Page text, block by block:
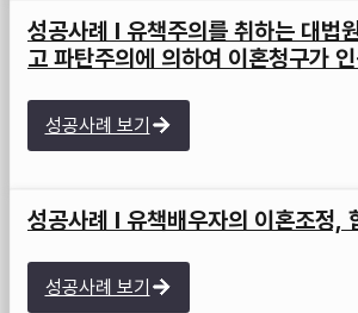
성공사례 I 유책주의를 취하는 대법
고 파탄주의에 의하여 이혼청구가
성공사례 보기
성공사례 I 유책배우자의 이혼조정,
성공사례 보기